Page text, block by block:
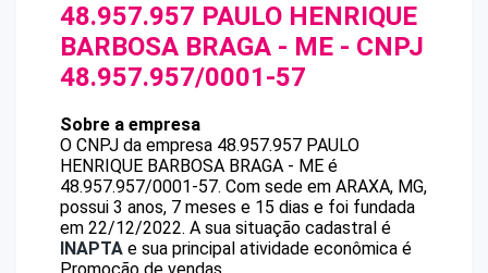
48.957.957 PAULO HENRIQUE
BARBOSA BRAGA - ME - CNPJ
48.957.957/0001-57
Sobre a empresa
O CNPJ da empresa 48.957.957 PAULO
HENRIQUE BARBOSA BRAGA - ME é
48.957.957/0001-57. Com sede em ARAXA, MG,
possui 3 anos, 7 meses e 15 dias e foi fundada
em 22/12/2022. A sua situação cadastral é
INAPTA e sua principal atividade econômica é